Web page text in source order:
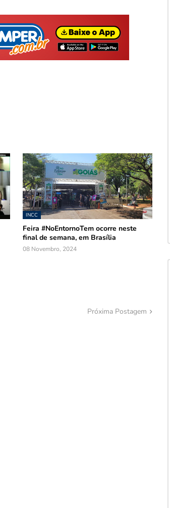
INCC
Feira #NoEntornoTem ocorre neste
final de semana, em Brasília
08 Novembro, 2024
Próxima Postagem